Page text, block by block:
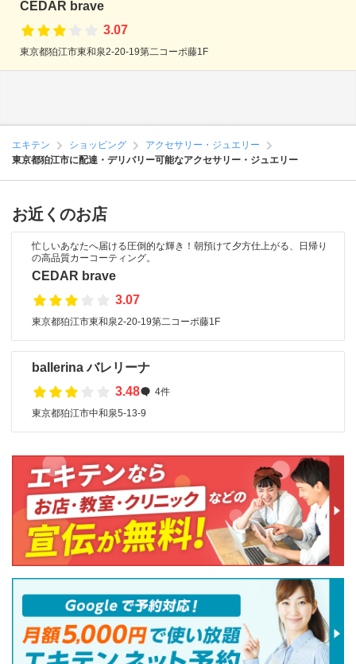
CEDAR brave
3.07
東京都狛江市東和泉2-20-19第二コーポ藤1F
エキテン ショッピング
アクセサリー・ジュエリー
東京都狛江市に配達・デリバリー可能なアクセサリー・ジュエリー
お近くのお店
忙しいあなたへ届ける圧倒的な輝き！朝預けて夕方仕上がる、日帰り
の高品質カーコーティング。
CEDAR brave
3.07
東京都狛江市東和泉2-20-19第二コーポ藤1F
ballerina バレリーナ
3.48
4件
東京都狛江市中和泉5-13-9